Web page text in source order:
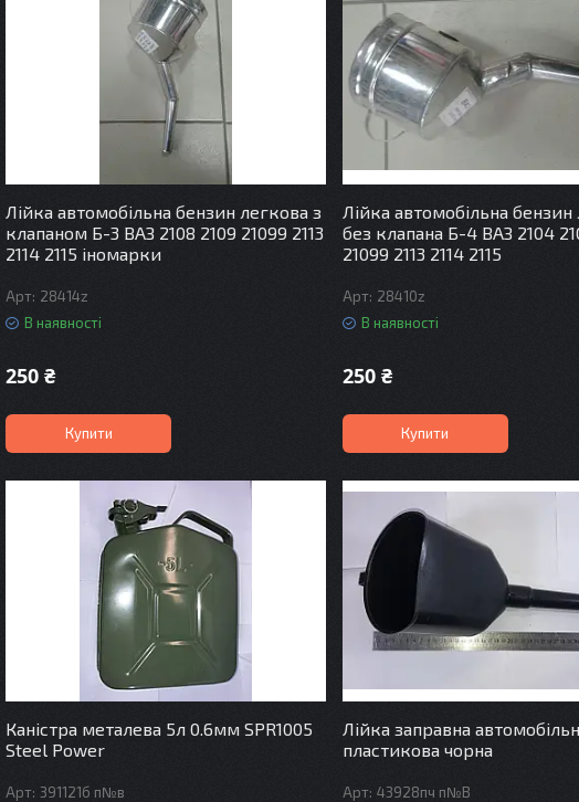
Лійка автомобільна бензин легкова з
клапаном Б-3 ВАЗ 2108 2109 21099 2113
2114 2115 іномарки
28414z
В наявності
250 ₴
Купити
Лійка автомобільна бензин
без клапана Б-4 ВАЗ 2104
21099 2113 2114 2115
28410z
В наявності
250 ₴
Купити
Каністра металева 5л 0.6мм SPR1005
Steel Power
391121б п№в
Лійка заправна
пластикова чорна
43928пч п№В